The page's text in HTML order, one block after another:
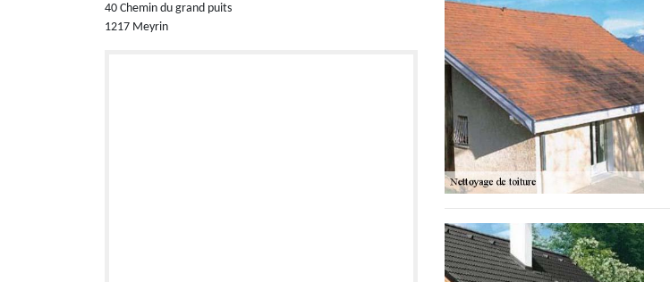
40 Chemin du grand puits
1217 Meyrin